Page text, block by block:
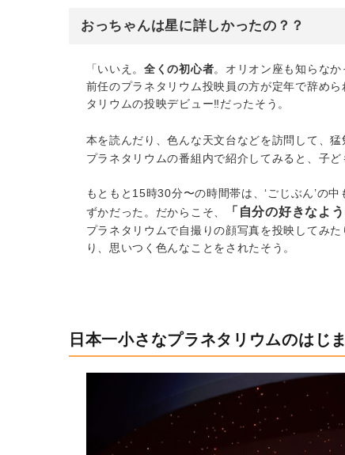
おっちゃんは星に詳しかったの？？
「いいえ。全くの初心者。オリオン座も知らなか
前任のプラネタリウム投映員の方が定年で辞め
タリウムの投映デビュー‼︎だったそう。
本を読んだり、色んな天文台などを訪問して、猛
プラネタリウムの番組内で紹介してみると、子
もともと15時30分〜の時間帯は、‘ごじぶん’の
ずかだった。だからこそ、
「自分の好きなよ
プラネタリウムで自撮りの顔写真を投映してみ
り、思いつく色んなことをされたそう。
日本一小さなプラネタリウムのは